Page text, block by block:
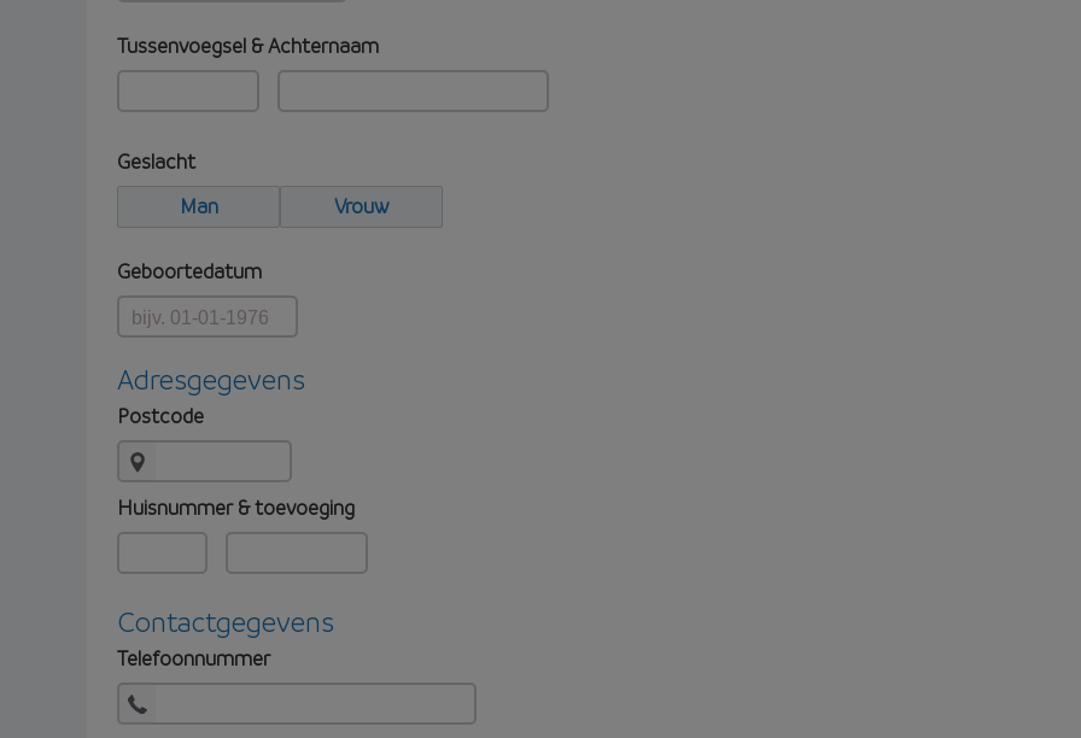
Tussenvoegsel & Achternaam
Geslacht
Man
Vrouw
Geboortedatum
Adresgegevens
Postcode
Huisnummer & toevoeging
Contactgegevens
Telefoonnummer